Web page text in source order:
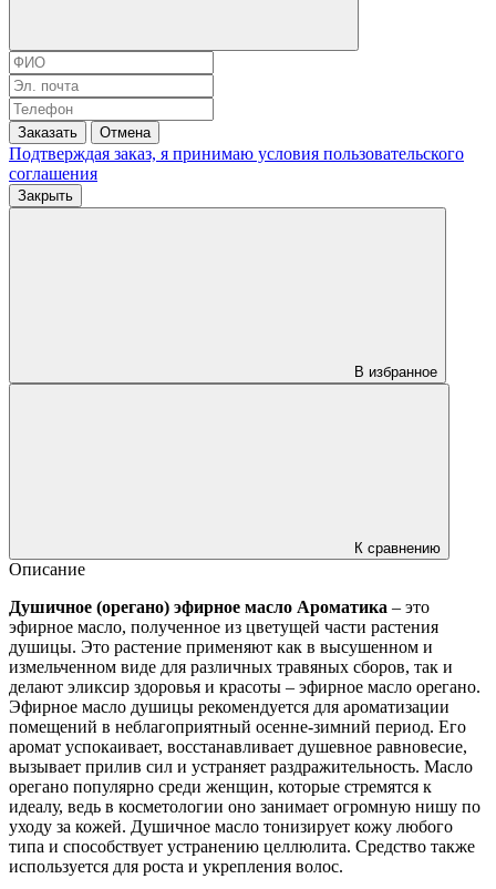
Заказать Отмена
Подтверждая заказ, я принимаю условия пользовательского
соглашения
Закрыть
В избранное
К сравнению
Описание
Душичное (орегано) эфирное масло Ароматика – это
эфирное масло, полученное из цветущей части растения
душицы. Это растение применяют как в высушенном и
измельченном виде для различных травяных сборов, так и
делают эликсир здоровья и красоты – эфирное масло орегано.
Эфирное масло душицы рекомендуется для ароматизации
помещений в неблагоприятный осенне-зимний период. Его
аромат успокаивает, восстанавливает душевное равновесие,
вызывает прилив сил и устраняет раздражительность. Масло
орегано популярно среди женщин, которые стремятся к
идеалу, ведь в косметологии оно занимает огромную нишу по
уходу за кожей. Душичное масло тонизирует кожу любого
типа и способствует устранению целлюлита. Средство также
используется для роста и укрепления волос.